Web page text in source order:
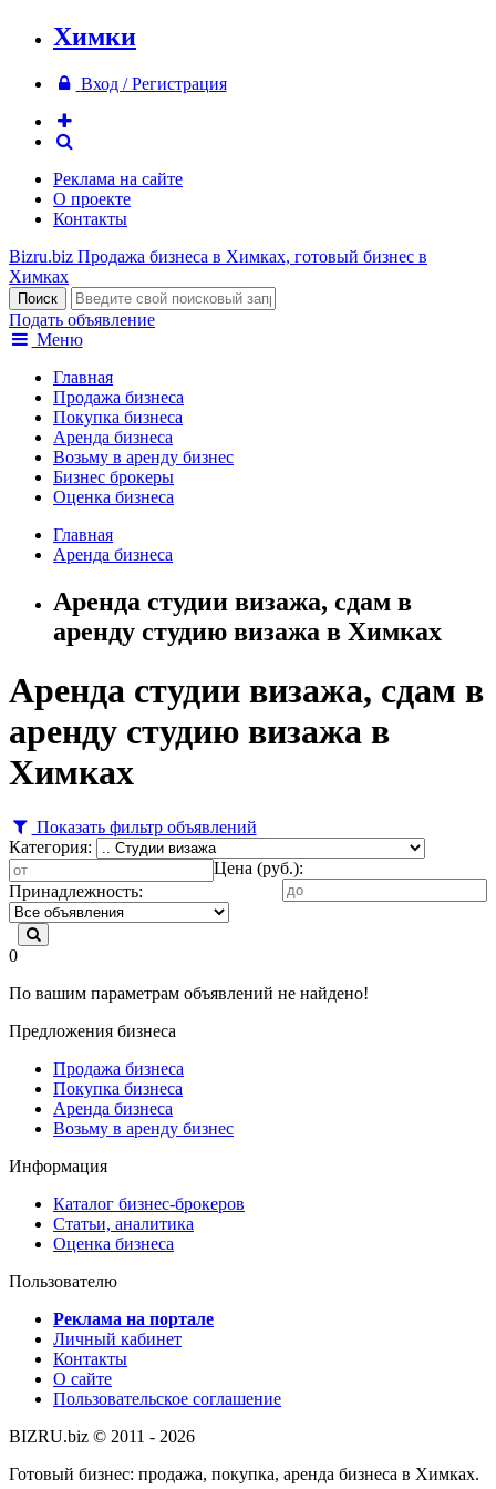
Химки
Вход / Регистрация
Реклама на сайте
О проекте
Контакты
Bizru.biz Продажа бизнеса в Химках, готовый бизнес в
Химках
Подать объявление
Меню
Главная
Продажа бизнеса
Покупка бизнеса
Аренда бизнеса
Возьму в аренду бизнес
Бизнес брокеры
Оценка бизнеса
Главная
Аренда бизнеса
Аренда студии визажа, сдам в
аренду студию визажа в Химках
Аренда студии визажа, сдам в
аренду студию визажа в
Химках
Показать фильтр объявлений
Категория:
Цена (руб.):
Принадлежность:
0
По вашим параметрам объявлений не найдено!
Предложения бизнеса
Продажа бизнеса
Покупка бизнеса
Аренда бизнеса
Возьму в аренду бизнес
Информация
Каталог бизнес-брокеров
Статьи, аналитика
Оценка бизнеса
Пользователю
Реклама на портале
Личный кабинет
Контакты
О сайте
Пользовательское соглашение
BIZRU.biz © 2011 - 2026
Готовый бизнес: продажа, покупка, аренда бизнеса в Химках.